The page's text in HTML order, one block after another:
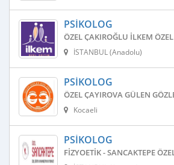
PSIKOLOG
ÖZEL ÇAKIROĞLU İLKEM
İSTANBUL (Anadolu)
PSIKOLOG
ÖZEL ÇAYIROVA GÜLEN
Kocaeli
PSIKOLOG
FIZYOETIK - SANCAKTEPE